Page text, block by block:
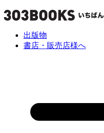
出版物
書店・販売店様へ